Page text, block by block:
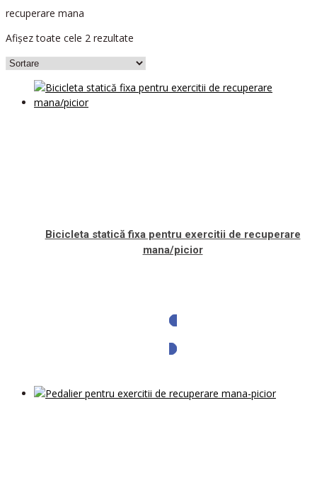
recuperare mana
Afișez toate cele 2 rezultate
Bicicleta statică fixa pentru exercitii de recuperare
mana/picior